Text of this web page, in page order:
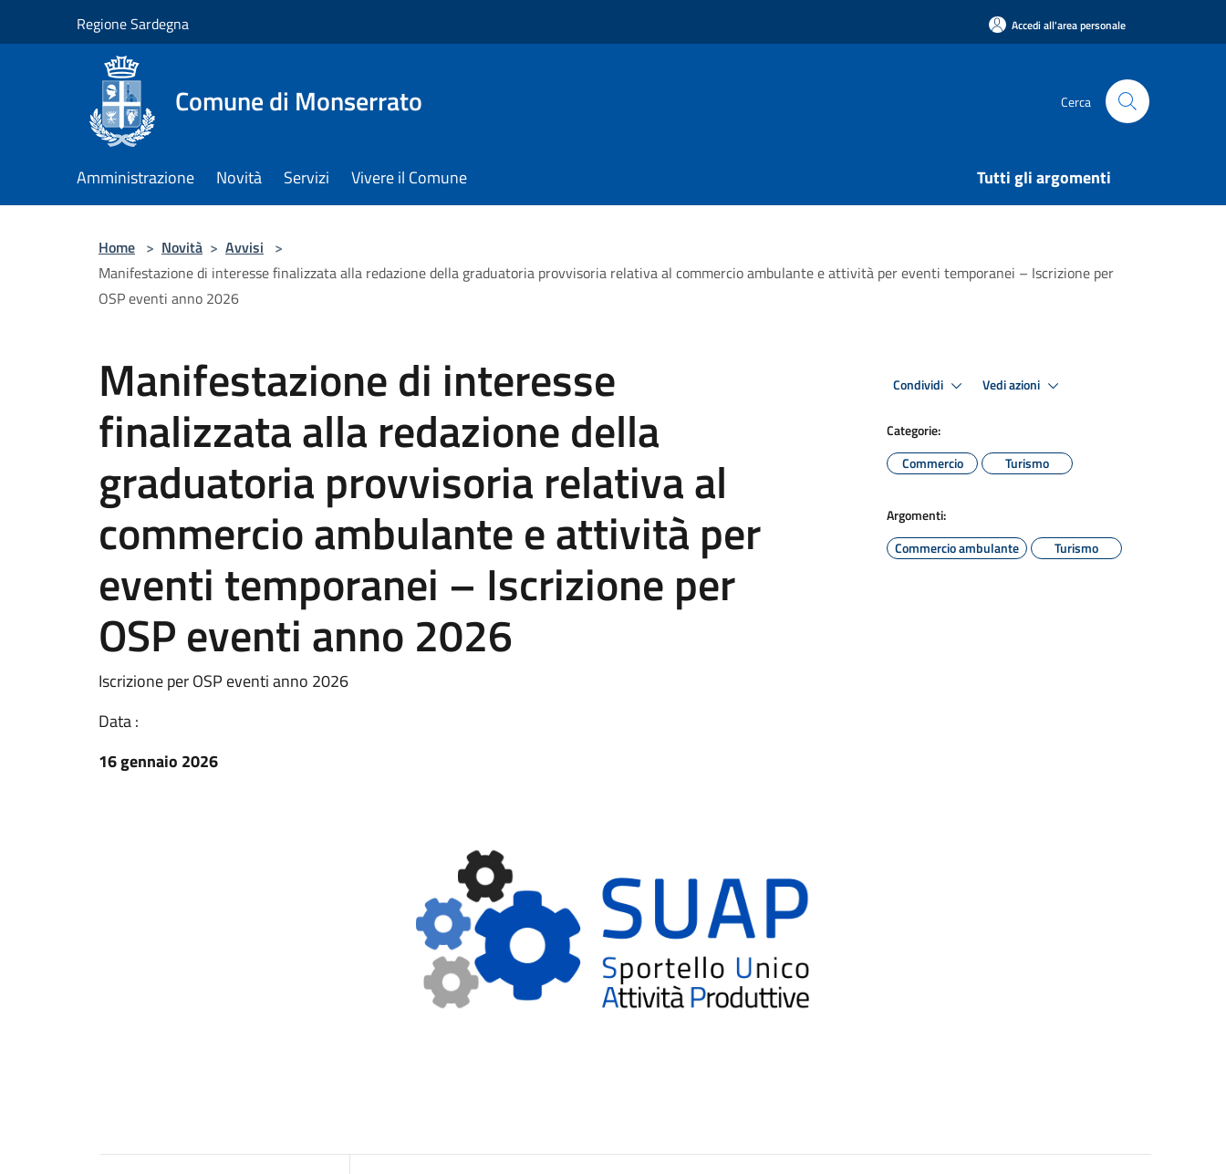
Regione Sardegna Accedi all'area personale
Comune di Monserrato Cerca
Amministrazione Novità Servizi Vivere il Comune Tutti gli argomenti
Home > Novità > Avvisi >
Manifestazione di interesse finalizzata alla redazione della graduatoria provvisoria relativa al commercio ambulante e attività per eventi temporanei – Iscrizione per
OSP eventi anno 2026
Manifestazione di interesse
finalizzata alla redazione della
graduatoria provvisoria relativa al
commercio ambulante e attività per
eventi temporanei – Iscrizione per
OSP eventi anno 2026
Iscrizione per OSP eventi anno 2026
Data :
16 gennaio 2026
Condividi Vedi azioni
Categorie:
Commercio
Turismo
Argomenti:
Commercio ambulante
Turismo